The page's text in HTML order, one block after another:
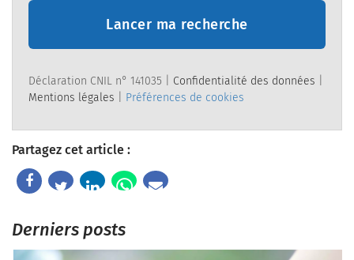
Lancer ma recherche
Déclaration CNIL n° 141035 | Confidentialité des données
Mentions légales
Préférences de cookies
Partagez cet article :
Derniers posts